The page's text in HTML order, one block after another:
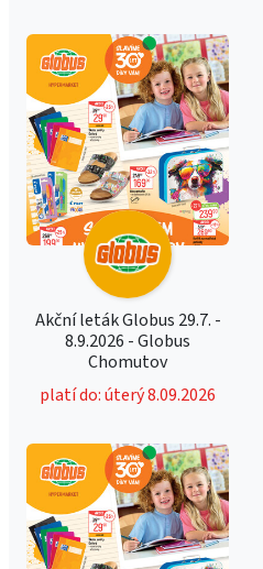
Akční leták Globus 29.7. -
8.9.2026 - Globus
Chomutov
platí do: úterý 8.09.2026